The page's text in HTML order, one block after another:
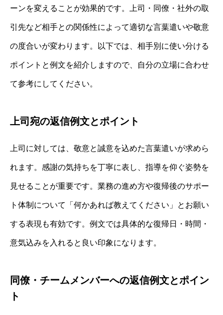
ーンを変えることが効果的です。上司・同僚・社外の取
引先など相手との関係性によって適切な言葉遣いや敬意
の度合いが変わります。以下では、相手別に使い分ける
ポイントと例文を紹介しますので、自分の立場に合わせ
て参考にしてください。
上司宛の返信例文とポイント
上司に対しては、敬意と誠意を込めた言葉遣いが求めら
れます。感謝の気持ちを丁寧に表し、指導を仰ぐ姿勢を
見せることが重要です。業務の進め方や復帰後のサポー
ト体制について「何かあれば教えてください」とお願い
する表現も有効です。例文では具体的な復帰日・時間・
意気込みを入れると良い印象になります。
同僚・チームメンバーへの返信例文とポイン
ト